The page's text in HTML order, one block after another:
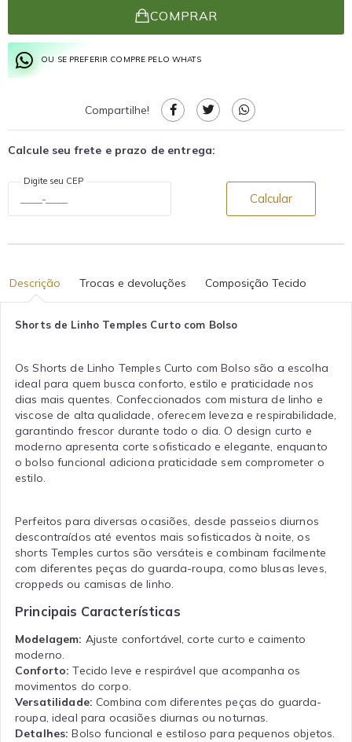
COMPRAR
OU SE PREFERIR COMPRE PELO WHATS
Compartilhe!
Calcule seu frete e prazo de entrega:
Digite seu CEP
Calcular
Descrição Trocas e devoluções Composição Tecido
Shorts de Linho Temples Curto com Bolso
Os Shorts de Linho Temples Curto com Bolso são a escolha
ideal para quem busca conforto, estilo e praticidade nos
dias mais quentes. Confeccionados com mistura de linho e
viscose de alta qualidade, oferecem leveza e respirabilidade,
garantindo frescor durante todo o dia. O design curto e
moderno apresenta corte sofisticado e elegante, enquanto
o bolso funcional adiciona praticidade sem comprometer o
estilo.
Perfeitos para diversas ocasiões, desde passeios diurnos
descontraídos até eventos mais sofisticados à noite, os
shorts Temples curtos são versáteis e combinam facilmente
com diferentes peças do guarda-roupa, como blusas leves,
croppeds ou camisas de linho.
Principais Características
Modelagem: Ajuste confortável, corte curto e caimento
moderno.
Conforto: Tecido leve e respirável que acompanha os
movimentos do corpo.
Versatilidade: Combina com diferentes peças do guarda-
roupa, ideal para ocasiões diurnas ou noturnas.
Detalhes: Bolso funcional e estiloso para pequenos objetos.